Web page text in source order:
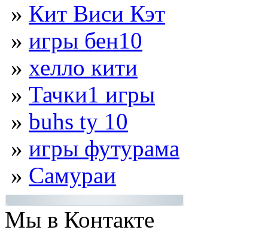
» Кит Виси Кэт
» игры бен10
» хелло кити
» Тачки1 игры
» buhs ty 10
» игры футурама
» Самураи
Мы в Контакте